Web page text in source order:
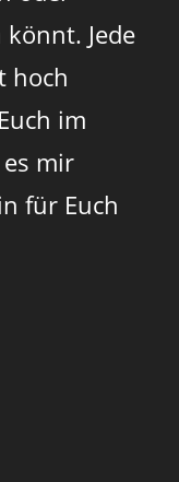
Jede
hoch
im
mir
für Euch